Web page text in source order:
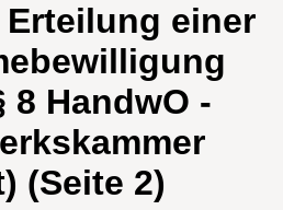
einer
8 HandwO -
(Seite 2)